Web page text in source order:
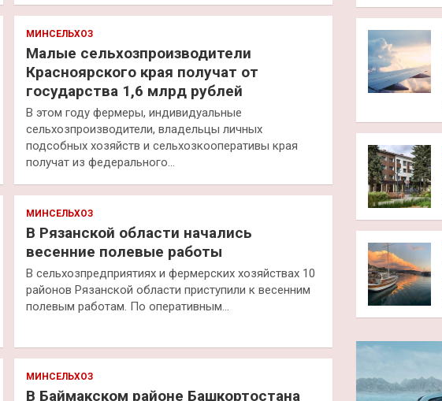
МИНСЕЛЬХОЗ
Малые сельхозпроизводители
Красноярского края получат от
государства 1,6 млрд рублей
В этом году фермеры, индивидуальные
сельхозпроизводители, владельцы личных
подсобных хозяйств и сельхозкооперативы края
получат из федерального…
МИНСЕЛЬХОЗ
В Рязанской области начались
весенние полевые работы
В сельхозпредприятиях и фермерских хозяйствах 10
районов Рязанской области приступили к весенним
полевым работам. По оперативным…
МИНСЕЛЬХОЗ
В Баймакском районе Башкортостана